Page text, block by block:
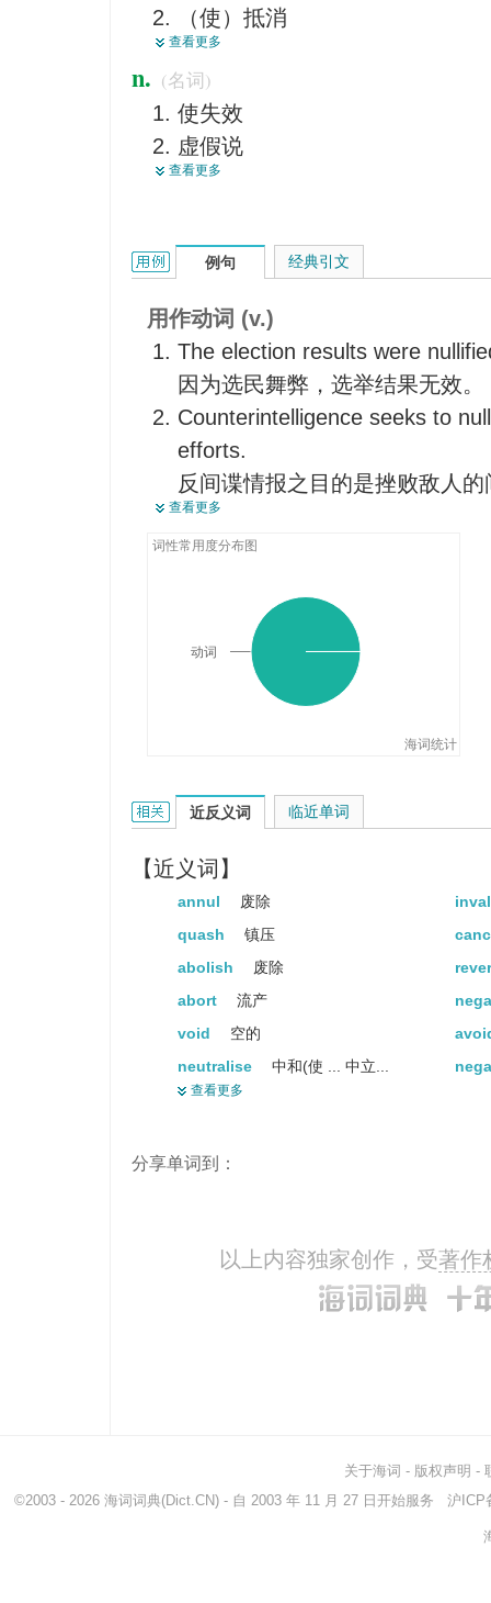
（使）抵消
使失去法律效力
废止
取消
毁弃
使无价值
化为乌有
查看更多
n. (名词)
使失效
虚假说
零假说
查看更多
nullify的用法和样例：
例句
用作动词 (v.)
The election results were
因为选民舞弊，选举结果无效。
Counterintelligence seeks to
efforts.
反间谍情报之目的是挫败敌人
He has no right to nullify laws.
他无权废除法律。
不健康的饮食会抵消锻炼的效果
查看更多
词性常用度分布图
海词统计
动词
经典引文
nullify的相关资料：
近反义词
【近义词】
annul 废除
quash
镇压
abolish
废除
abort
流产
void
空的
neutralise
中和(使 ... 中立...
neutralize
查看更多
临近单词
分享单词到：
以上内容独家创作，受著作
关于海词 - 版权声明 -
©2003 - 2026 海词词典(Dict.CN) - 自 2003 年 11 月 27 日开始服务 沪ICP